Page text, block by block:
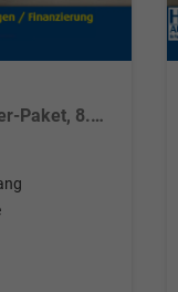
Limited 1.5 T4 DCT7 e-Hybrid 96kW, Winter-Paket, 8.4"-Navigationssystem, Radio DAB, AppleCarPlay&AndroidAuto, Tempomat, LaneSense, Lichtsensor, Nebelscheinwerfer, 17"-Leichtmetallfelgen, uvm.